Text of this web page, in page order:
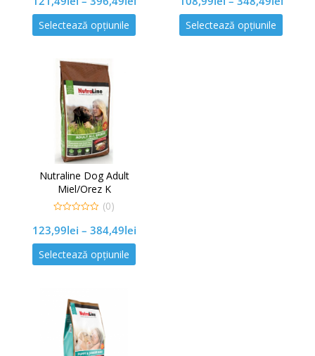
of
5
Selectează opțiunile
of
5
Selectează opțiunile
Nutraline Dog Adult
Miel/Orez K
out
of
5
(0)
123,99lei – 384,49lei
Selectează opțiunile